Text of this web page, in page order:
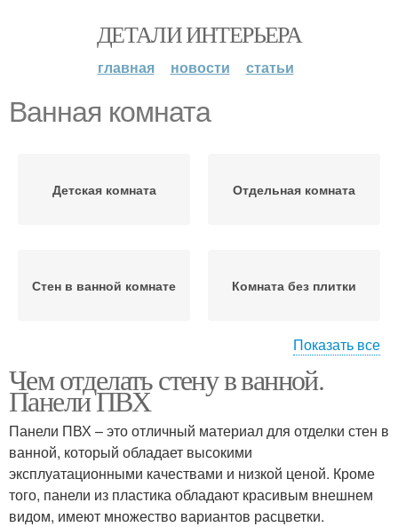
ДЕТАЛИ ИНТЕРЬЕРА
главная новости статьи
Ванная комната
Детская комната Отдельная комната
Стен в ванной комнате Комната без плитки
Комнаты без плитки
Плитки в ванной
комнате
Комнаты без кафеля
Плитка в ванной
советы
Показать все
Чем отделать стену в ванной.
Панели ПВХ
Панели ПВХ – это отличный материал для отделки стен в
ванной, который обладает высокими
эксплуатационными качествами и низкой ценой. Кроме
того, панели из пластика обладают красивым внешнем
видом, имеют множество вариантов расцветки.